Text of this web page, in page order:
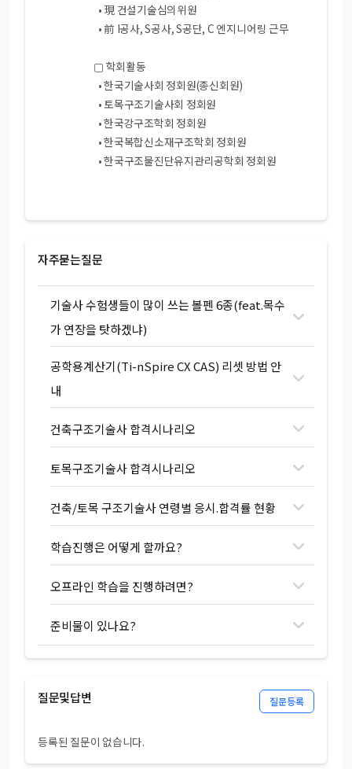
• 現 건설기술심의위원
• 前 I공사, S공사, S공단, C 엔지니어링 근무
▢ 학회활동
• 한국기술사회 정회원(종신회원)
• 토목구조기술사회 정회원
• 한국강구조학회 정회원
• 한국복합신소재구조학회 정회원
• 한국구조물진단유지관리공학회 정회원
자주묻는질문
기술사 수험생들이 많이 쓰는 볼펜 6종(feat.목수
가 연장을 탓하겠냐)
공학용계산기(Ti-nSpire CX CAS) 리셋 방법 안
내
건축구조기술사 합격시나리오
토목구조기술사 합격시나리오
건축/토목 구조기술사 연령별 응시.합격률 현황
학습진행은 어떻게 할까요?
오프라인 학습을 진행하려면?
준비물이 있나요?
질문및답변 질문등록
등록된 질문이 없습니다.